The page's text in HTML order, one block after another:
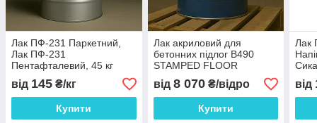
Лак ПФ-231 Паркетний,
Лак ПФ-231
Пентафталевий, 45 кг
від 145 ₴/кг
Купити
Лак акриловий для
бетонних підлог B490
STAMPED FLOOR
VARNISH STANCOLAC, 20
л
від 8 070₴/відро
Купити
Лак
45 кг
від